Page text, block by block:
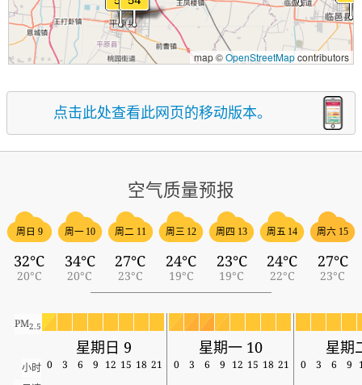
map ©OpenStreetMapcontributors
点击此处查看此网页的移动版本。
空气质量预报
周日 9
32°C
20°C
周一 10
34°C
20°C
周二 11
27°C
23°C
周三 12
24°C
19°C
周四 13
23°C
19°C
周五 14
24°C
22°C
周六 15
27°C
23°C
PM2.5
星期日 9 星期一 10 星期
小时 0 3 6 9 12 15 18 21 0 3 6 9 12 15 18 21 0 3 6 9